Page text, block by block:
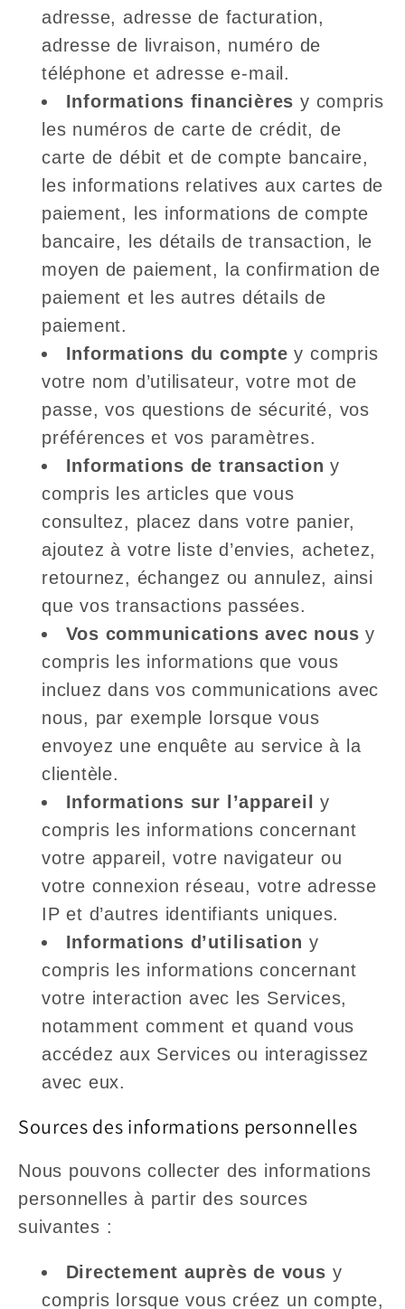
adresse, adresse de facturation,
adresse de livraison, numéro de
téléphone et adresse e-mail.
Informations financières y compris
les numéros de carte de crédit, de
carte de débit et de compte bancaire,
les informations relatives aux cartes de
paiement, les informations de compte
bancaire, les détails de transaction, le
moyen de paiement, la confirmation de
paiement et les autres détails de
paiement.
Informations du compte y compris
votre nom d’utilisateur, votre mot de
passe, vos questions de sécurité, vos
préférences et vos paramètres.
Informations de transaction y
compris les articles que vous
consultez, placez dans votre panier,
ajoutez à votre liste d’envies, achetez,
retournez, échangez ou annulez, ainsi
que vos transactions passées.
Vos communications avec nous y
compris les informations que vous
incluez dans vos communications avec
nous, par exemple lorsque vous
envoyez une enquête au service à la
clientèle.
Informations sur l’appareil y
compris les informations concernant
votre appareil, votre navigateur ou
votre connexion réseau, votre adresse
IP et d’autres identifiants uniques.
Informations d’utilisation y
compris les informations concernant
votre interaction avec les Services,
notamment comment et quand vous
accédez aux Services ou interagissez
avec eux.
Sources des informations personnelles
Nous pouvons collecter des informations
personnelles à partir des sources
suivantes :
Directement auprès de vous y
compris lorsque vous créez un compte,